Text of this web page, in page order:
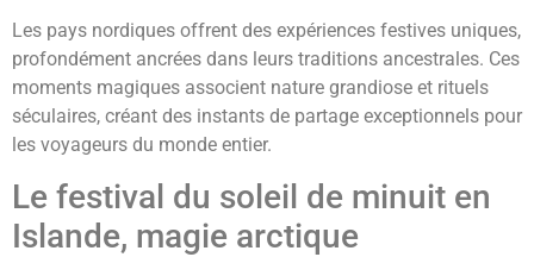
Les pays nordiques offrent des expériences festives uniques,
profondément ancrées dans leurs traditions ancestrales. Ces
moments magiques associent nature grandiose et rituels
séculaires, créant des instants de partage exceptionnels pour
les voyageurs du monde entier.
Le festival du soleil de minuit en
Islande, magie arctique